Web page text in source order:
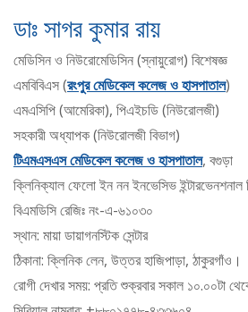
ডাঃ সাগর কুমার রায়
মেডিসিন ও নিউরোমেডিসিন (স্নায়ুরোগ) বিশেষজ্ঞ
এমবিবিএস (রংপুর মেডিকেল কলেজ ও হাসপাতাল)
এমএসিপি (আমেরিকা), পিএইচডি (নিউরোলজী)
সহকারী অধ্যাপক (নিউরোলজী বিভাগ)
টিএমএসএস মেডিকেল কলেজ ও হাসপাতাল, বগুড়া
ক্লিনিক্যাল ফেলো ইন নন ইনভেসিভ
বিএমডিসি রেজিঃ নং-এ-৬১০৩০
স্থান: মায়া ডায়াগনস্টিক সেন্টার
ঠিকানা: ক্লিনিক লেন, উত্তর হাজিপাড়া, ঠাকুরগাঁও।
রোগী দেখার সময়: প্রতি শুক্রবার সকাল ১০.০০টা